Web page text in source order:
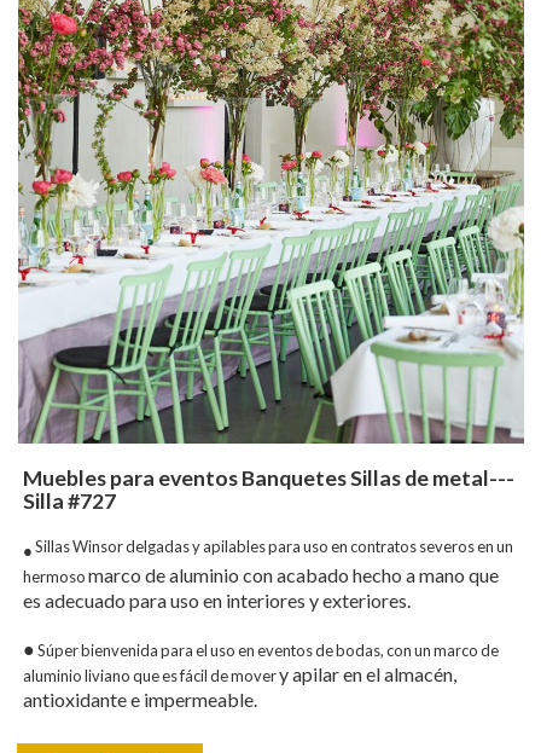
Muebles para eventos Banquetes Sillas de metal---
Silla #727
● Sillas Winsor delgadas y apilables para uso en contratos severos en un
hermoso marco de aluminio con acabado hecho a mano que
es adecuado para uso en interiores y exteriores.
● Súper bienvenida para el uso en eventos de bodas, con un marco de
aluminio liviano que es fácil de movery apilar en el almacén,
antioxidante e impermeable.